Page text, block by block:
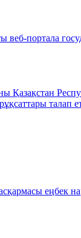
портала
талап
еңбек